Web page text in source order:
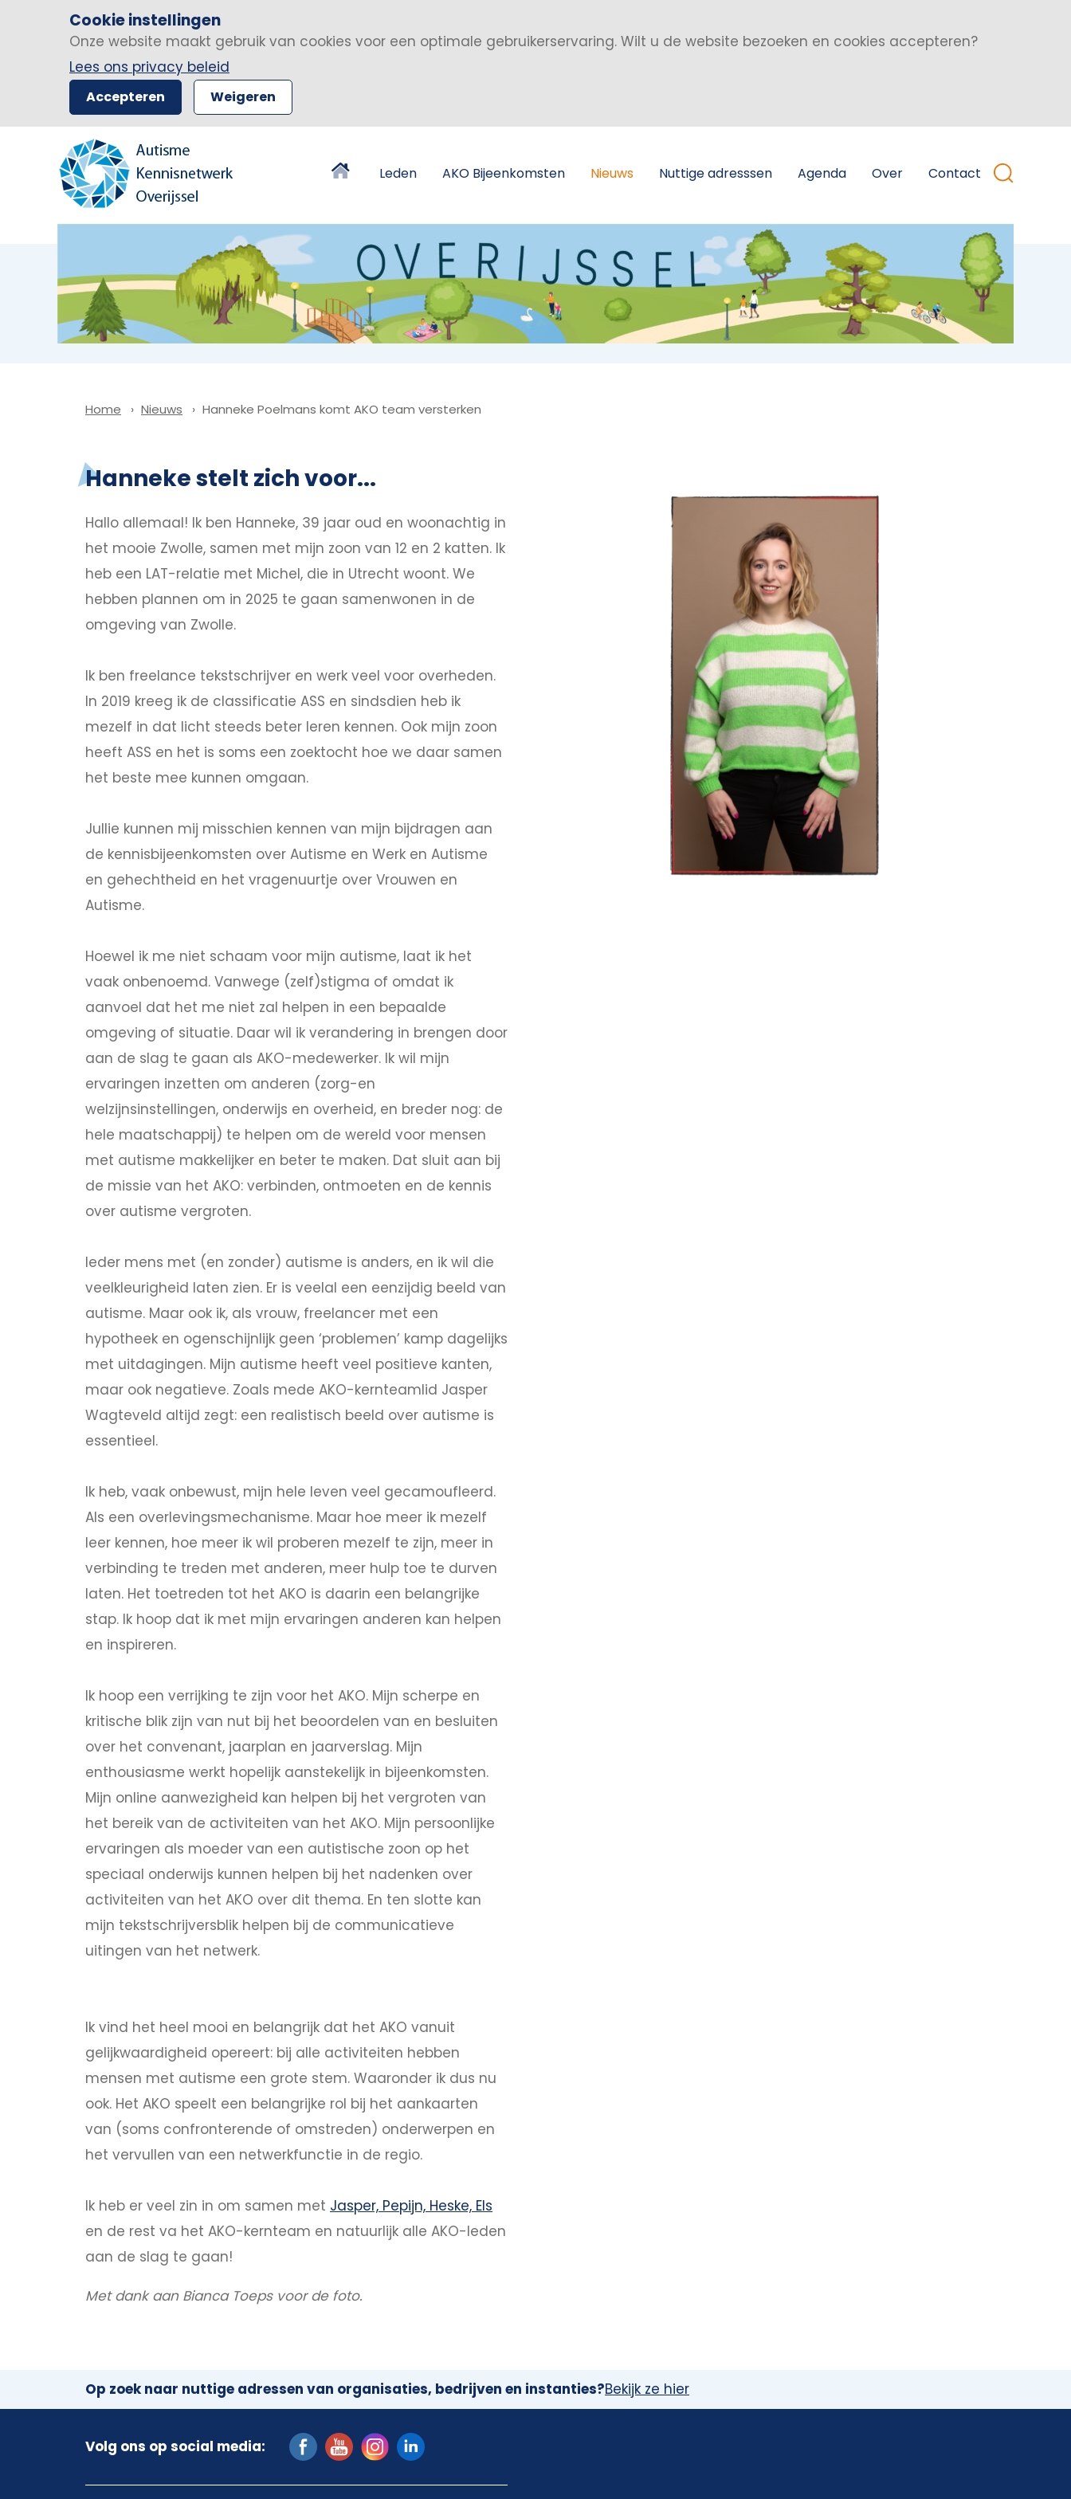
Cookie instellingen
Onze website maakt gebruik van cookies voor een optimale gebruikerservaring. Wilt u de website bezoeken en cookies accepteren?
Lees ons privacy beleid
Accepteren Weigeren
Leden AKO Bijeenkomsten Nieuws Nuttige adresssen Agenda Over Contact
Home Nieuws Hanneke Poelmans komt AKO team versterken
Hanneke stelt zich voor...
Hallo allemaal! Ik ben Hanneke, 39 jaar oud en woonachtig in
het mooie Zwolle, samen met mijn zoon van 12 en 2 katten. Ik
heb een LAT-relatie met Michel, die in Utrecht woont. We
hebben plannen om in 2025 te gaan samenwonen in de
omgeving van Zwolle.
Ik ben freelance tekstschrijver en werk veel voor overheden.
In 2019 kreeg ik de classificatie ASS en sindsdien heb ik
mezelf in dat licht steeds beter leren kennen. Ook mijn zoon
heeft ASS en het is soms een zoektocht hoe we daar samen
het beste mee kunnen omgaan.
Jullie kunnen mij misschien kennen van mijn bijdragen aan
de kennisbijeenkomsten over Autisme en Werk en Autisme
en gehechtheid en het vragenuurtje over Vrouwen en
Autisme.
Hoewel ik me niet schaam voor mijn autisme, laat ik het
vaak onbenoemd. Vanwege (zelf)stigma of omdat ik
aanvoel dat het me niet zal helpen in een bepaalde
omgeving of situatie. Daar wil ik verandering in brengen door
aan de slag te gaan als AKO-medewerker. Ik wil mijn
ervaringen inzetten om anderen (zorg-en
welzijnsinstellingen, onderwijs en overheid, en breder nog: de
hele maatschappij) te helpen om de wereld voor mensen
met autisme makkelijker en beter te maken. Dat sluit aan bij
de missie van het AKO: verbinden, ontmoeten en de kennis
over autisme vergroten.
Ieder mens met (en zonder) autisme is anders, en ik wil die
veelkleurigheid laten zien. Er is veelal een eenzijdig beeld van
autisme. Maar ook ik, als vrouw, freelancer met een
hypotheek en ogenschijnlijk geen ‘problemen’ kamp dagelijks
met uitdagingen. Mijn autisme heeft veel positieve kanten,
maar ook negatieve. Zoals mede AKO-kernteamlid Jasper
Wagteveld altijd zegt: een realistisch beeld over autisme is
essentieel.
Ik heb, vaak onbewust, mijn hele leven veel gecamoufleerd.
Als een overlevingsmechanisme. Maar hoe meer ik mezelf
leer kennen, hoe meer ik wil proberen mezelf te zijn, meer in
verbinding te treden met anderen, meer hulp toe te durven
laten. Het toetreden tot het AKO is daarin een belangrijke
stap. Ik hoop dat ik met mijn ervaringen anderen kan helpen
en inspireren.
Ik hoop een verrijking te zijn voor het AKO. Mijn scherpe en
kritische blik zijn van nut bij het beoordelen van en besluiten
over het convenant, jaarplan en jaarverslag. Mijn
enthousiasme werkt hopelijk aanstekelijk in bijeenkomsten.
Mijn online aanwezigheid kan helpen bij het vergroten van
het bereik van de activiteiten van het AKO. Mijn persoonlijke
ervaringen als moeder van een autistische zoon op het
speciaal onderwijs kunnen helpen bij het nadenken over
activiteiten van het AKO over dit thema. En ten slotte kan
mijn tekstschrijversblik helpen bij de communicatieve
uitingen van het netwerk.
Ik vind het heel mooi en belangrijk dat het AKO vanuit
gelijkwaardigheid opereert: bij alle activiteiten hebben
mensen met autisme een grote stem. Waaronder ik dus nu
ook. Het AKO speelt een belangrijke rol bij het aankaarten
van (soms confronterende of omstreden) onderwerpen en
het vervullen van een netwerkfunctie in de regio.
Ik heb er veel zin in om samen met Jasper, Pepijn, Heske, Els
en de rest va het AKO-kernteam en natuurlijk alle AKO-leden
aan de slag te gaan!
Met dank aan Bianca Toeps voor de foto.
Op zoek naar nuttige adressen van organisaties, bedrijven en instanties?Bekijk ze hier
Volg ons op social media: